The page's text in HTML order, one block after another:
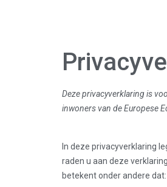
Deze privacyverklaring is
inwoners van de Europese
In deze privacyverklaring
raden u aan deze
betekent onder andere dat: